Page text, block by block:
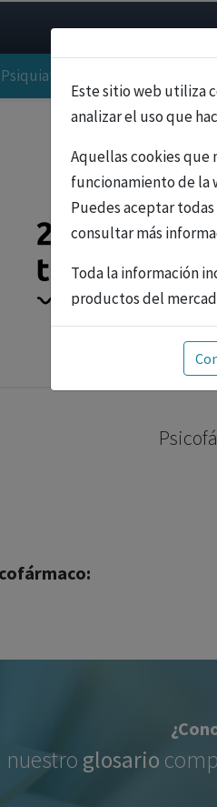
Psiquiatría
Este sitio web utiliza
analizar el uso que
Aquellas cookies que
funcionamiento de la
Puedes aceptar
consultar más
Toda la información
productos del
profesionales
prescribir o
profesional. La
los profesionales
decidir, en cada
nuestro glosario